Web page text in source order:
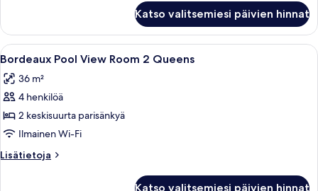
View
Room
King
Katso valitsemiesi päivien hinnat
Avaa
kaikki
huonetyypin
Bordeaux
Pool
View
Room
2
Hotellihuoneessa on kaksi sänkyä,
4
Bordeaux Pool View Room 2 Queens
36 m²
4 henkilöä
2 keskisuurta parisänkyä
Ilmainen Wi-Fi
Lisätietoja
Lisätietoja
Katso valitsemiesi päivien hinnat